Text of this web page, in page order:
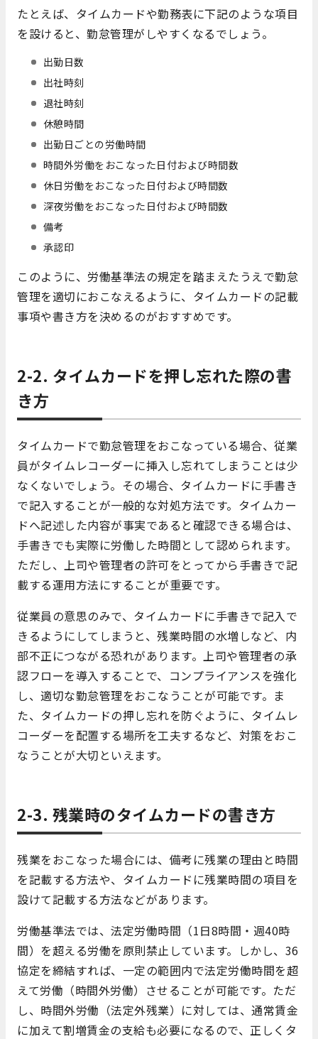
たとえば、タイムカードや勤務表に下記のような項目
を設けると、勤怠管理がしやすくなるでしょう。
出勤日数
出社時刻
退社時刻
休憩時間
出勤日ごとの労働時間
時間外労働をおこなった日付および時間数
休日労働をおこなった日付および時間数
深夜労働をおこなった日付および時間数
備考
承認印
このように、労働基準法の規定を踏まえたうえで勤怠
管理を適切におこなえるように、タイムカードの記載
事項や書き方を決めるのがおすすめです。
2-2. タイムカードを押し忘れた際の書
き方
タイムカードで勤怠管理をおこなっている場合、従業
員がタイムレコーダーに挿入し忘れてしまうことは少
なくないでしょう。その場合、タイムカードに手書き
で記入することが一般的な対処方法です。タイムカー
ドへ記述した内容が事実であると確認できる場合は、
手書きでも実際に労働した時間として認められます。
ただし、上司や管理者の許可をとってから手書きで記
載する運用方法にすることが重要です。
従業員の意思のみで、タイムカードに手書きで記入で
きるようにしてしまうと、残業時間の水増しなど、内
部不正につながる恐れがあります。上司や管理者の承
認フローを導入することで、コンプライアンスを強化
し、適切な勤怠管理をおこなうことが可能です。ま
た、タイムカードの押し忘れを防ぐように、タイムレ
コーダーを配置する場所を工夫するなど、対策をおこ
なうことが大切といえます。
2-3. 残業時のタイムカードの書き方
残業をおこなった場合には、備考に残業の理由と時間
を記載する方法や、タイムカードに残業時間の項目を
設けて記載する方法などがあります。
労働基準法では、法定労働時間（1日8時間・週40時
間）を超える労働を原則禁止しています。しかし、36
協定を締結すれば、一定の範囲内で法定労働時間を超
えて労働（時間外労働）させることが可能です。ただ
し、時間外労働（法定外残業）に対しては、通常賃金
に加えて割増賃金の支給も必要になるので、正しくタ